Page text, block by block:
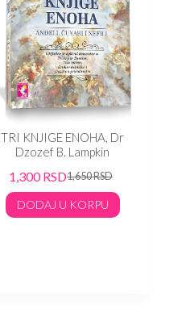
TRI KNJIGE ENOHA, Dr
Dzozef B. Lampkin
1,650RSD
1,300RSD
DODAJ U KORPU